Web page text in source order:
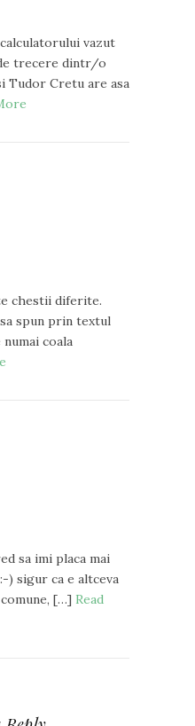
vazut
trecere dintr/o
Tudor Cretu are asa
chestii diferite.
spun prin textul
coala
sa imi placa mai
) sigur ca e altceva
[…] Read